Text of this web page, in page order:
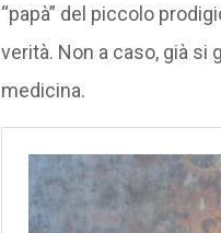
“papà” del piccolo
verità. Non a caso, già si
medicina.